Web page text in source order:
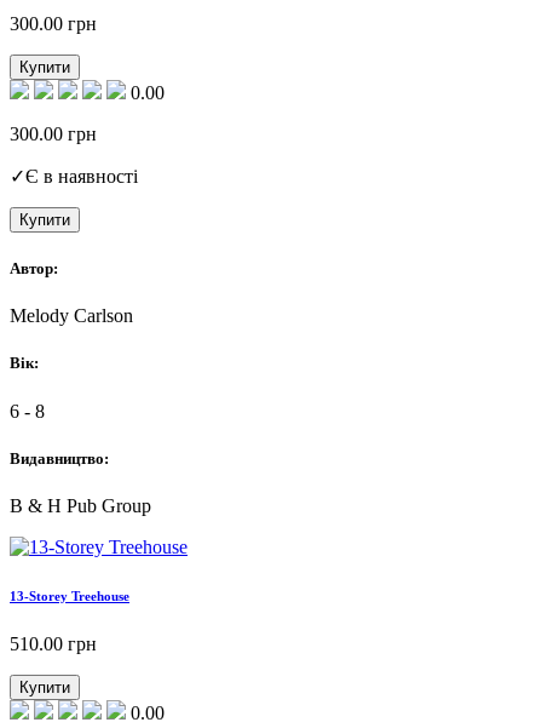
300.00 грн
Купити
0.00
300.00 грн
✓Є в наявності
Купити
Автор:
Melody Carlson
Вік:
6 - 8
Видавництво:
B & H Pub Group
13-Storey Treehouse
510.00 грн
Купити
0.00